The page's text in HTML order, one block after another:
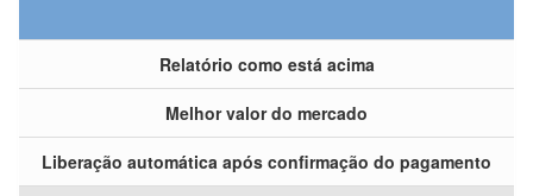
Relatório como está acima
Melhor valor do mercado
Liberação automática após confirmação do pagamento